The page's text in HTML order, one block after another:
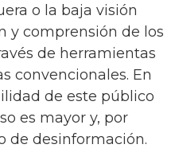
o la baja visión
y comprensión de los
de herramientas
convencionales. En
de este público
es mayor y, por
de desinformación.